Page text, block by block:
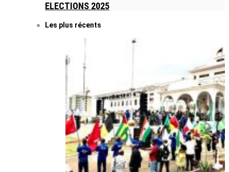
ELECTIONS 2025
Les plus récents